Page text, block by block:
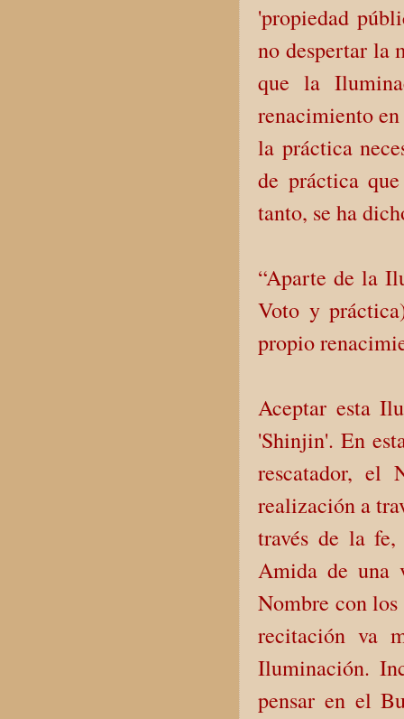
'propiedad
no despertar la
que la
renacimiento
la práctica
de práctica
tanto, se ha
“Aparte de la
Voto y
propio
Aceptar esta
'Shinjin'. En
rescatador, el
realización a
través de la
Amida de una
Nombre con
recitación va
Iluminación.
pensar en el